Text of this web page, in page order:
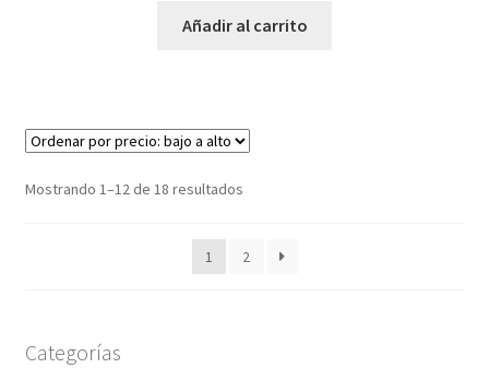
original actual
Añadir al carrito
Mostrando 1–12 de 18 resultadosOrdenado
bajo
1 2
Categorías